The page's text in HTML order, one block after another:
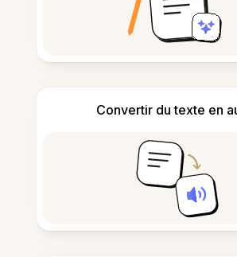
Convertir du texte en